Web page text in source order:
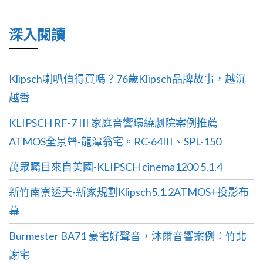
深入閱讀
Klipsch喇叭值得買嗎？76歲Klipsch品牌故事，越沉
越香
KLIPSCH RF-7 III 家庭音響環繞劇院案例推薦
ATMOS全景聲-龍潭翁宅。RC-64III、SPL-150
萬眾矚目來自美國-KLIPSCH cinema1200 5.1.4
新竹南寮透天-新家規劃Klipsch5.1.2ATMOS+投影布
幕
Burmester BA71 豪宅好聲音，沐爾音響案例：竹北
謝宅